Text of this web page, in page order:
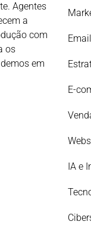
Agentes
a
com
os
em
E-
IA e